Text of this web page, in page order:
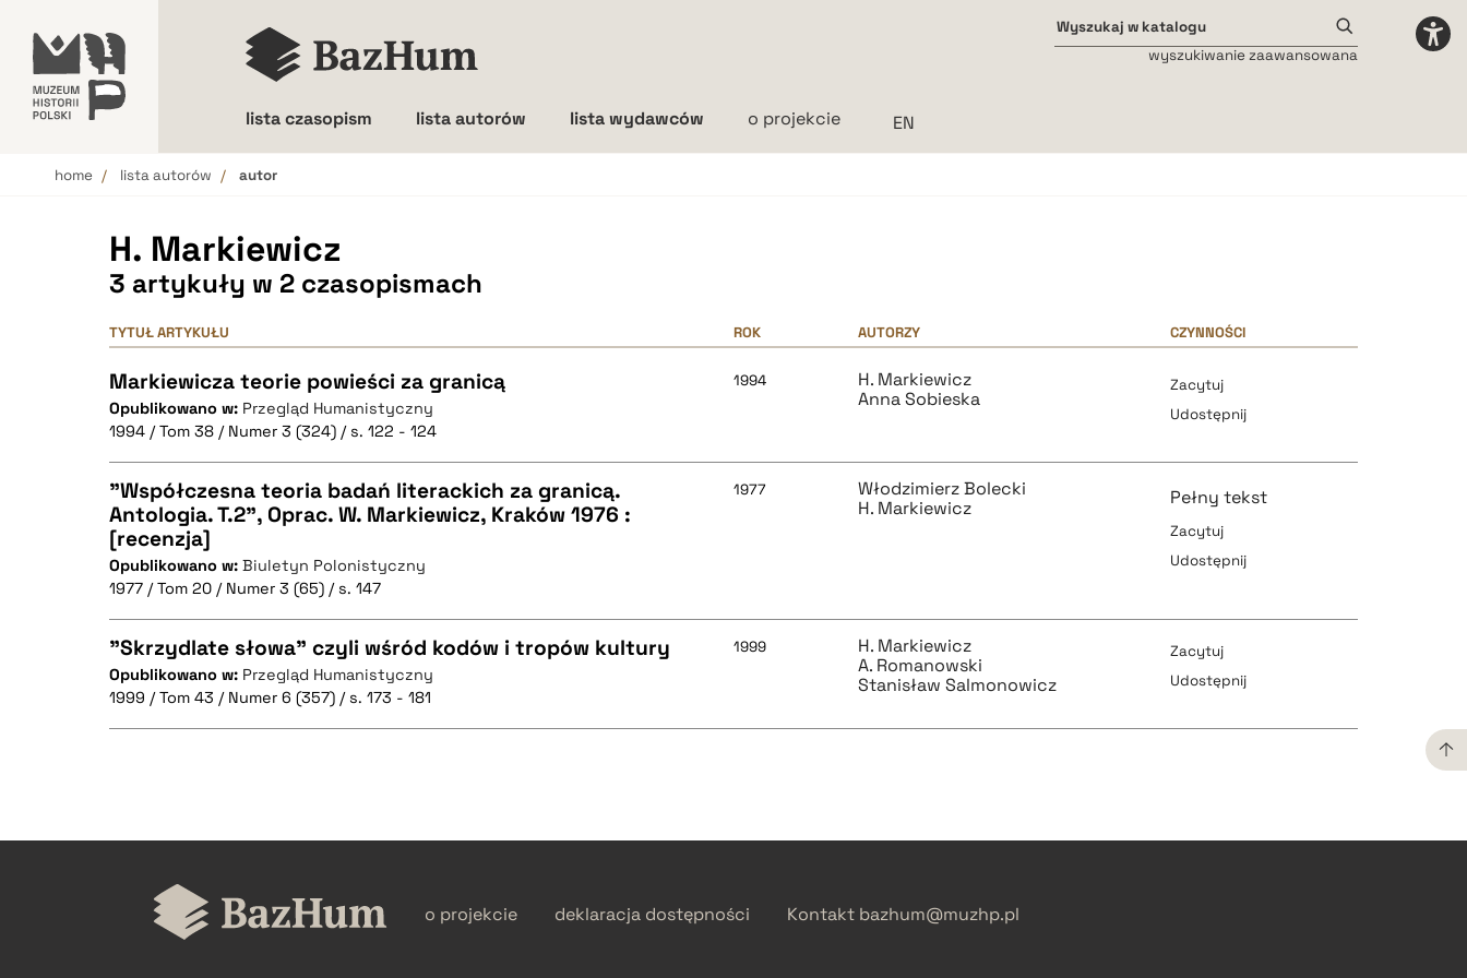
lista czasopism lista autorów lista wydawców o projekcie
wyszukiwanie zaawansowana
home lista autorów autor
H. Markiewicz
3 artykuły w 2 czasopismach
TYTUŁ ARTYKUŁU ROK AUTORZY CZYNNOŚCI
Markiewicza teorie powieści za granicą
Opublikowano w: Przegląd Humanistyczny
1994 / Tom 38 / Numer 3 (324) / s. 122 - 124
1994
H. Markiewicz
Anna Sobieska
Zacytuj
Udostępnij
CZYSTY TEKST
BIBTEX
"Współczesna teoria badań literackich za granicą.
Antologia. T.2", Oprac. W. Markiewicz, Kraków 1976 :
[recenzja]
Opublikowano w: Biuletyn Polonistyczny
1977 / Tom 20 / Numer 3 (65) / s. 147
1977
Włodzimierz Bolecki
H. Markiewicz
Pełny tekst
Zacytuj
Udostępnij
CZYSTY TEKST
"Skrzydlate słowa" czyli wśród kodów i tropów kultury
Opublikowano w: Przegląd Humanistyczny
1999 / Tom 43 / Numer 6 (357) / s. 173 - 181
1999
H. Markiewicz
A. Romanowski
Stanisław Salmonowicz
Zacytuj
Udostępnij
BIBTEX
o projekcie deklaracja dostępności Kontakt bazhum@muzhp.pl